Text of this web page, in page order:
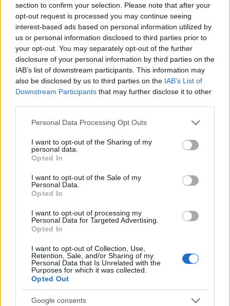
section to confirm your selection. Please note that after your
opt-out request is processed you may continue seeing
interest-based ads based on personal information utilized by
us or personal information disclosed to third parties prior to
your opt-out. You may separately opt-out of the further
disclosure of your personal information by third parties on the
IAB’s list of downstream participants. This information may
also be disclosed by us to third parties on the IAB’s List of
Downstream Participants that may further disclose it to other
Please note that this website/app uses one or more Google
not limited to your visit or usage behaviour. You may click to
grant or deny consent to Google and its third-party tags to
use your data for below specified purposes in below Google
consent section.
Personal Data Processing Opt Outs
I want to opt-out of the Sharing of my
personal data.
Opted In
I want to opt-out of the Sale of my
Personal Data.
Opted In
I want to opt-out of processing my
Personal Data for Targeted Advertising.
Opted In
I want to opt-out of Collection, Use,
Retention, Sale, and/or Sharing of my
Personal Data that Is Unrelated with the
Purposes for which it was collected.
Opted Out
Google consents
Continua a leggere
NEWS